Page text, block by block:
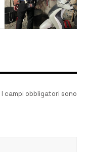
I campi obbligatori sono